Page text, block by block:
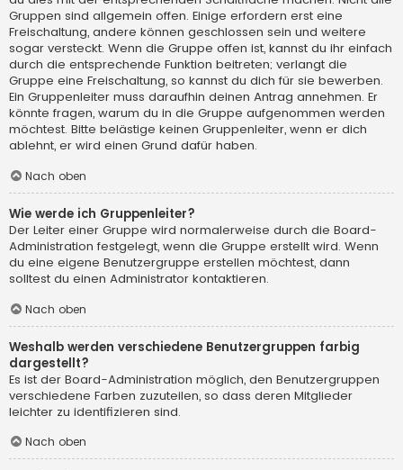
Gruppen sind allgemein offen. Einige erfordern erst eine
Freischaltung, andere können geschlossen sein und weitere
sogar versteckt. Wenn die Gruppe offen ist, kannst du ihr einfach
durch die entsprechende Funktion beitreten; verlangt die
Gruppe eine Freischaltung, so kannst du dich für sie bewerben.
Ein Gruppenleiter muss daraufhin deinen Antrag annehmen. Er
könnte fragen, warum du in die Gruppe aufgenommen werden
möchtest. Bitte belästige keinen Gruppenleiter, wenn er dich
ablehnt, er wird einen Grund dafür haben.
Nach oben
Wie werde ich Gruppenleiter?
Der Leiter einer Gruppe wird normalerweise durch die Board-
Administration festgelegt, wenn die Gruppe erstellt wird. Wenn
du eine eigene Benutzergruppe erstellen möchtest, dann
solltest du einen Administrator kontaktieren.
Nach oben
Weshalb werden verschiedene Benutzergruppen farbig
dargestellt?
Es ist der Board-Administration möglich, den Benutzergruppen
verschiedene Farben zuzuteilen, so dass deren Mitglieder
leichter zu identifizieren sind.
Nach oben